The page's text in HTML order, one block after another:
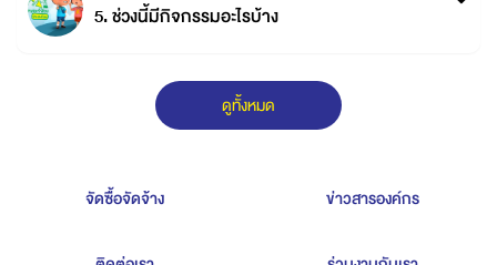
5. ช่วงนี้มีกิจกรรมอะไรบ้าง
ดูทั้งหมด
จัดซื้อจัดจ้าง ข่าวสารองค์กร